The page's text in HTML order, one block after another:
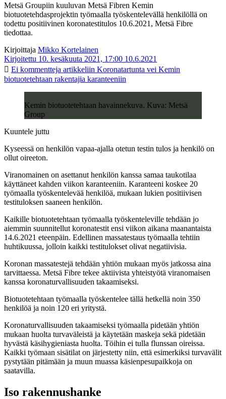
Metsä Groupiin kuuluvan Metsä Fibren Kemin
biotuotetehdasprojektin työmaalla työskentelevällä henkilöllä on
todettu positiivinen koronatestitulos 10.6.2021, Metsä Fibre
tiedottaa.
Kirjoittaja Mikko Kortelainen
Kirjoitettu 10. kesäkuuta 2021, 17:00 10.6.2021
Ei kommentteja artikkeliin Koronatartunta vei Kemin
biotuotetehtaan rakentajia karanteeniin
Kemin biotuotetehtaan havainnekuva. Kuva: Metsä
Group
Kuuntele juttu
Kyseessä on henkilön vapaa-ajalla otetun testin tulos ja henkilö on
ollut oireeton.
Viranomainen on asettanut henkilön kanssa samaa taukotilaa
käyttäneet kahden viikon karanteeniin. Karanteeni koskee 20
työmaalla työskentelevää henkilöä, mukaan lukien positiivisen
testituloksen saaneen henkilön.
Kaikille biotuotetehtaan työmaalla työskenteleville tehdään jo
aiemmin suunnitellut koronatestit ensi viikon aikana maanantaista
14.6.2021 eteenpäin. Edellinen massatestaus työmaalla tehtiin
huhtikuussa, jolloin kaikki testitulokset olivat negatiivisia.
Koronan massatestejä tehdään yhtiön mukaan myös jatkossa aina
tarvittaessa. Metsä Fibre tekee aktiivista yhteistyötä viranomaisen
kanssa koronaturvallisuuden takaamiseksi.
Biotuotetehtaan työmaalla työskentelee tällä hetkellä noin 350
henkilöä ja noin 120 eri yritystä.
Koronaturvallisuuden takaamiseksi työmaalla pidetään yhtiön
mukaan huolta turvaväleistä ja käytetään maskeja sekä pidetään
hyvästä käsihygieniasta huolta. Töihin ei tulla flunssan oireissa.
Kaikki työmaan sisätilat on järjestetty niin, että esimerkiksi turvavälit
pystytään pitämään ja muun muassa käsienpesupaikkoja on
saatavilla.
Iso rakennushanke